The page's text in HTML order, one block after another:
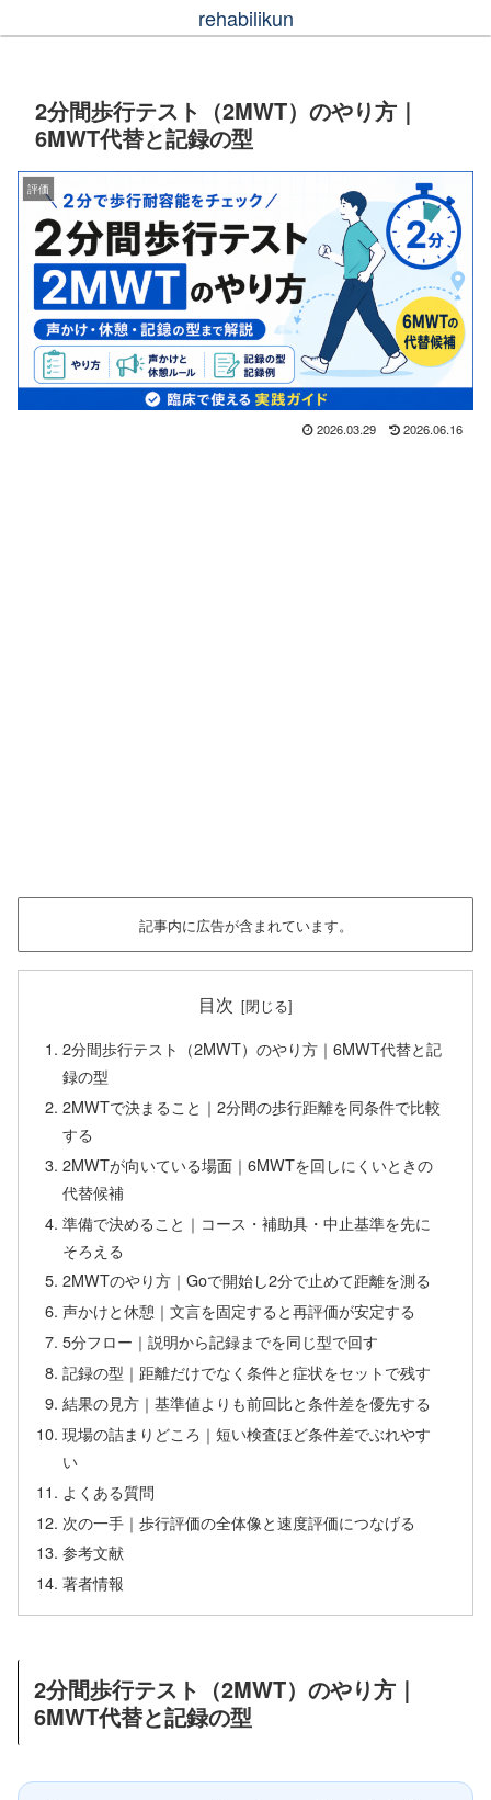
rehabilikun
2分間歩行テスト（2MWT）のやり方｜
6MWT代替と記録の型
評価
2026.03.29 2026.06.16
記事内に広告が含まれています。
目次
2分間歩行テスト（2MWT）のやり方｜6MWT代替と記
録の型
2MWTで決まること｜2分間の歩行距離を同条件で比較
する
2MWTが向いている場面｜6MWTを回しにくいときの
代替候補
準備で決めること｜コース・補助具・中止基準を先に
そろえる
2MWTのやり方｜Goで開始し2分で止めて距離を測る
声かけと休憩｜文言を固定すると再評価が安定する
5分フロー｜説明から記録までを同じ型で回す
記録の型｜距離だけでなく条件と症状をセットで残す
結果の見方｜基準値よりも前回比と条件差を優先する
現場の詰まりどころ｜短い検査ほど条件差でぶれやす
い
よくある質問
次の一手｜歩行評価の全体像と速度評価につなげる
参考文献
著者情報
2分間歩行テスト（2MWT）のやり方｜
6MWT代替と記録の型